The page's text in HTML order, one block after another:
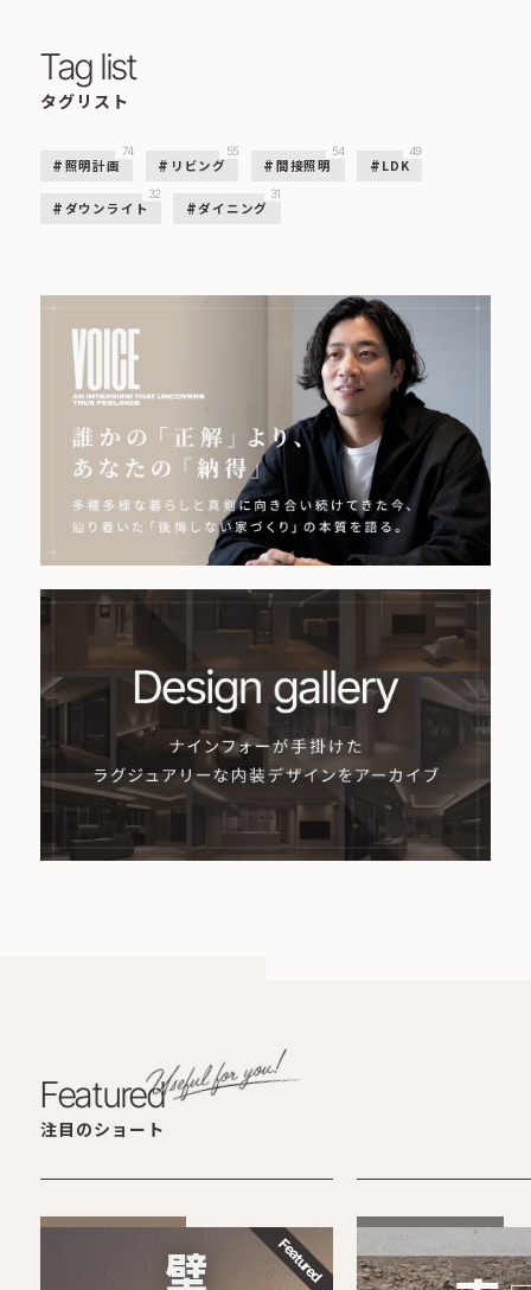
Tag list
タグリスト
照明計画
74
リビング
55
間接照明
54
LDK
49
ダウンライト
32
ダイニング
31
Featured
注目のショート